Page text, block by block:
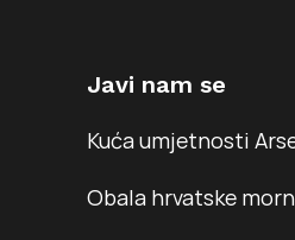
Javi nam se
Kuća umjetnosti
Obala hrvatske